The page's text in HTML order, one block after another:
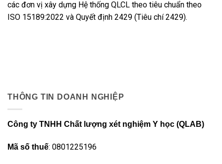
các đơn vị xây dựng Hệ thống QLCL theo tiêu chuẩn theo
ISO 15189:2022 và Quyết định 2429 (Tiêu chí 2429).
THÔNG TIN DOANH NGHIỆP
Công ty TNHH Chất lượng xét nghiệm Y học (QLAB)
Mã số thuế: 0801225196